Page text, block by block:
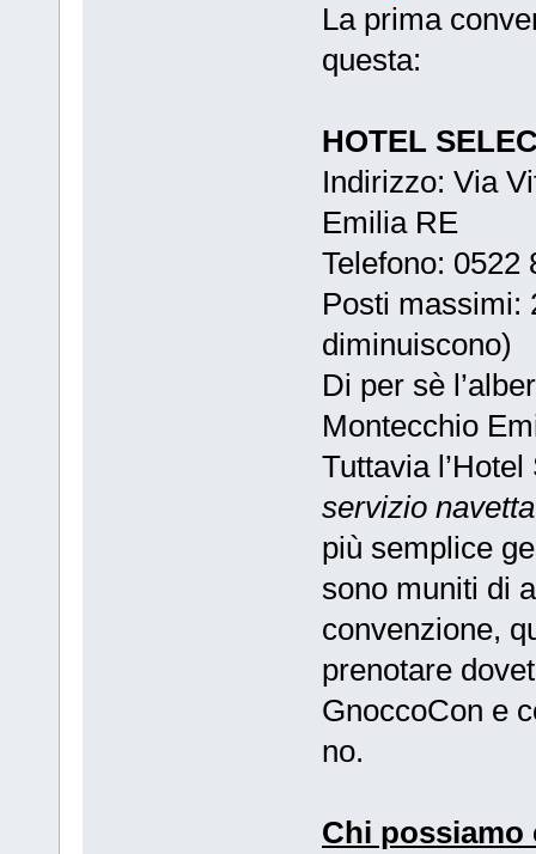
La prima
questa:
HOTEL
Indirizzo: Via
Emilia RE
Telefono: 0522
Posti massimi:
diminuiscono)
Di per sè
Montecchio
Tuttavia
servizio
più semplice
sono muniti di
convenzione,
prenotare
GnoccoCon e
no.
Chi possiamo